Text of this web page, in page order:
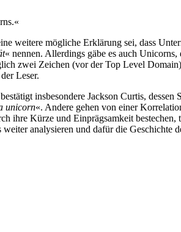
weitere mögliche Erklärung sei, dass
« nennen. Allerdings gäbe es auch
zwei Zeichen (vor der Top Level
Leser.
insbesondere Jackson Curtis,
unicorn«. Andere gehen von einer
ihre Kürze und Einprägsamkeit
analysieren und dafür die Geschichte